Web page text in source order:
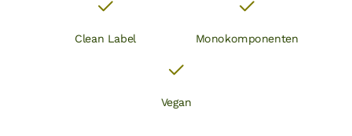
Clean Label Monokomponenten
Vegan